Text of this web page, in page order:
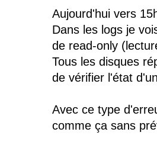
Aujourd'hui vers
Dans les logs je
de read-only
Tous les disques
de vérifier l'état
Avec ce type
comme ça sans